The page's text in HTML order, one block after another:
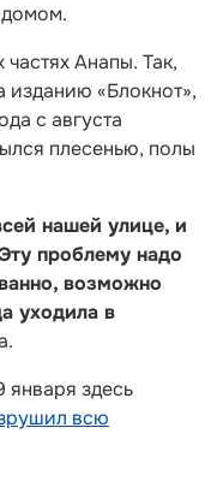
Анапы. Так,
«Блокнот»,
с августа
плесенью, полы
нашей улице, и
проблему надо
возможно
уходила в
здесь
всю